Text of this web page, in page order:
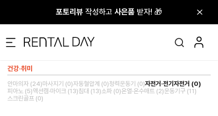
포토리뷰 작성하고 사은품 받자! 🎁
포토리뷰 작성하고 사은품 받자! 🎁
건강·취미
안마의자 (24)마사지기 (0)자동혈압계 (0)청력운동기 (0)자전거·전기자전거 (0)
피아노 (5)액션캠·마이크 (13)침대 (13)소파 (0)온열·온수매트 (2)운동기구 (11)
스크린골프 (0)